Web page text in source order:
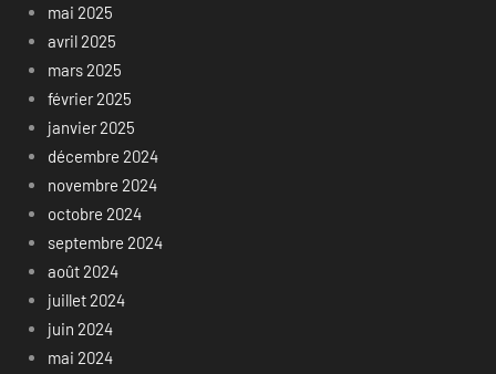
mai 2025
avril 2025
mars 2025
février 2025
janvier 2025
décembre 2024
novembre 2024
octobre 2024
septembre 2024
août 2024
juillet 2024
juin 2024
mai 2024